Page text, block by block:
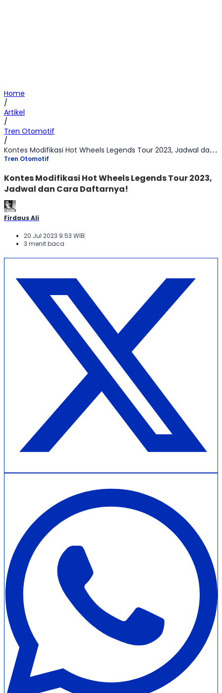
Home
/
Artikel
/
Tren Otomotif
/
Kontes Modifikasi Hot Wheels Legends Tour 2023, Jadwal dan Cara Daftarnya!
Tren Otomotif
Kontes Modifikasi Hot Wheels Legends Tour 2023,
Jadwal dan Cara Daftarnya!
Firdaus Ali
20 Jul 2023 9:53 WIB
3 menit baca